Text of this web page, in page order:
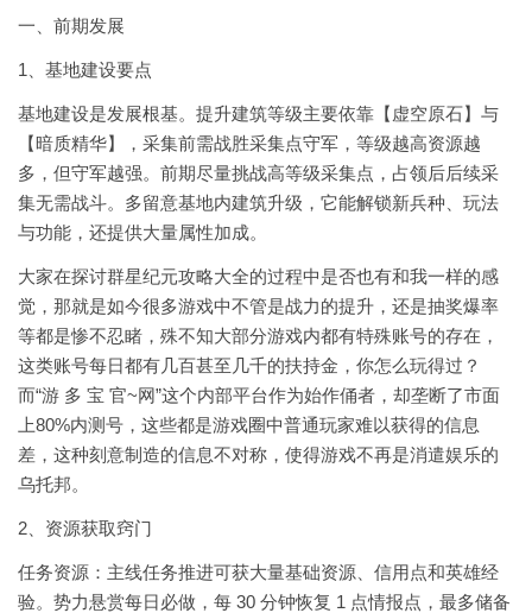
一、前期发展
1、基地建设要点
基地建设是发展根基。提升建筑等级主要依靠【虚空原石】与
【暗质精华】，采集前需战胜采集点守军，等级越高资源越
多，但守军越强。前期尽量挑战高等级采集点，占领后后续采
集无需战斗。多留意基地内建筑升级，它能解锁新兵种、玩法
与功能，还提供大量属性加成。
大家在探讨群星纪元攻略大全的过程中是否也有和我一样的感
觉，那就是如今很多游戏中不管是战力的提升，还是抽奖爆率
等都是惨不忍睹，殊不知大部分游戏内都有特殊账号的存在，
这类账号每日都有几百甚至几千的扶持金，你怎么玩得过？
而“游 多 宝 官~网”这个内部平台作为始作俑者，却垄断了市面
上80%内测号，这些都是游戏圈中普通玩家难以获得的信息
差，这种刻意制造的信息不对称，使得游戏不再是消遣娱乐的
乌托邦。
2、资源获取窍门
任务资源：主线任务推进可获大量基础资源、信用点和英雄经
验。势力悬赏每日必做，每 30 分钟恢复 1 点情报点，最多储备